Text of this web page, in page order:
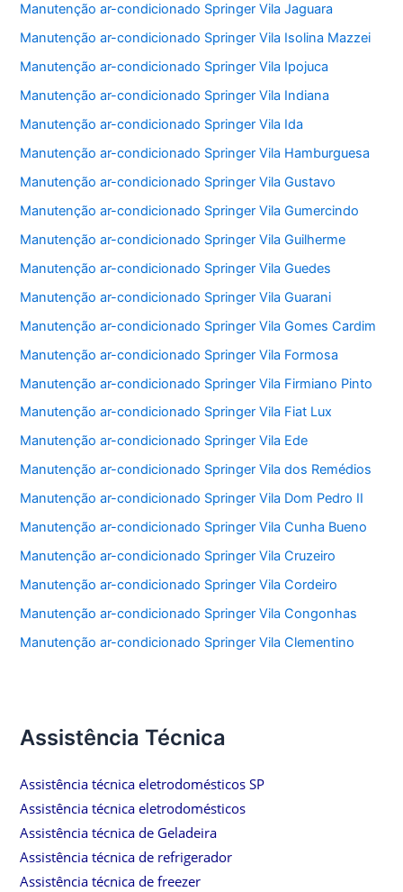
Manutenção ar-condicionado Springer Vila Jaguara
Manutenção ar-condicionado Springer Vila Isolina Mazzei
Manutenção ar-condicionado Springer Vila Ipojuca
Manutenção ar-condicionado Springer Vila Indiana
Manutenção ar-condicionado Springer Vila Ida
Manutenção ar-condicionado Springer Vila Hamburguesa
Manutenção ar-condicionado Springer Vila Gustavo
Manutenção ar-condicionado Springer Vila Gumercindo
Manutenção ar-condicionado Springer Vila Guilherme
Manutenção ar-condicionado Springer Vila Guedes
Manutenção ar-condicionado Springer Vila Guarani
Manutenção ar-condicionado Springer Vila Gomes Cardim
Manutenção ar-condicionado Springer Vila Formosa
Manutenção ar-condicionado Springer Vila Firmiano Pinto
Manutenção ar-condicionado Springer Vila Fiat Lux
Manutenção ar-condicionado Springer Vila Ede
Manutenção ar-condicionado Springer Vila dos Remédios
Manutenção ar-condicionado Springer Vila Dom Pedro II
Manutenção ar-condicionado Springer Vila Cunha Bueno
Manutenção ar-condicionado Springer Vila Cruzeiro
Manutenção ar-condicionado Springer Vila Cordeiro
Manutenção ar-condicionado Springer Vila Congonhas
Manutenção ar-condicionado Springer Vila Clementino
Assistência Técnica
Assistência técnica eletrodomésticos SP
Assistência técnica eletrodomésticos
Assistência técnica de Geladeira
Assistência técnica de refrigerador
Assistência técnica de freezer